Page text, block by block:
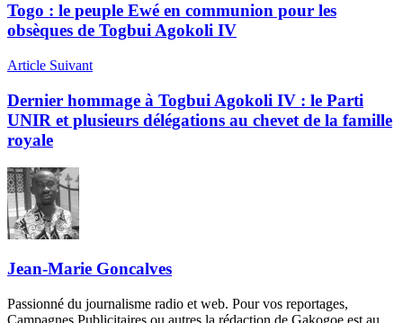
Togo : le peuple Ewé en communion pour les
obsèques de Togbui Agokoli IV
Article Suivant
Dernier hommage à Togbui Agokoli IV : le Parti
UNIR et plusieurs délégations au chevet de la famille
royale
Jean-Marie Goncalves
Passionné du journalisme radio et web. Pour vos reportages,
Campagnes Publicitaires ou autres la rédaction de Gakogoe est au